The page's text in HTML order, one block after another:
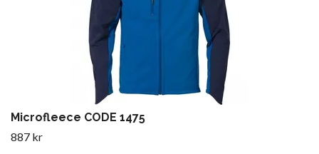
Microfleece CODE 1475
887 kr